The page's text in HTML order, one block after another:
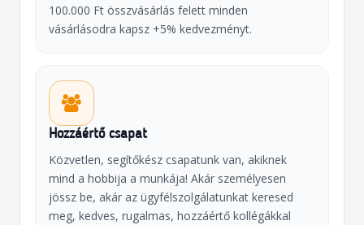
100.000 Ft összvásárlás felett minden
vásárlásodra kapsz +5% kedvezményt.
Hozzáértő csapat
Közvetlen, segítőkész csapatunk van, akiknek
mind a hobbija a munkája! Akár személyesen
jössz be, akár az ügyfélszolgálatunkat keresed
meg, kedves, rugalmas, hozzáértő kollégákkal